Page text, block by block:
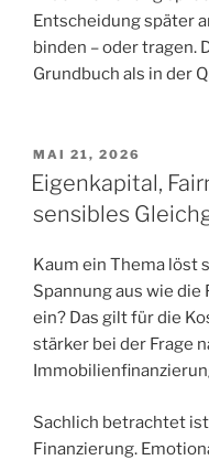
Entscheidung später
binden – oder tragen.
Grundbuch als in der
VERÖFFENTLICHT
AM
MAI 21, 2026
Eigenkapital,
sensibles
Kaum ein Thema löst
Spannung aus wie die
ein? Das gilt für die
stärker bei der Frage
Sachlich betrachtet
Finanzierung.